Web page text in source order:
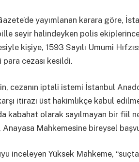
yayımlanan karara göre,
seyir halindeyken polis ekiplerince
kişiye, 1593 Sayılı Umumi
para cezası kesildi.
cezanın iptali istemi İstanbul
itirazı üst hakimlikçe kabul
kabahat olarak sayılmayan bir fiil
Anayasa Mahkemesine bireysel
inceleyen Yüksek Mahkeme,